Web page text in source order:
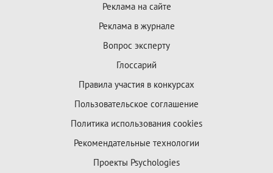
Реклама на сайте
Реклама в журнале
Вопрос эксперту
Глоссарий
Правила участия в конкурсах
Пользовательское соглашение
Политика использования cookies
Рекомендательные технологии
Проекты Psychologies